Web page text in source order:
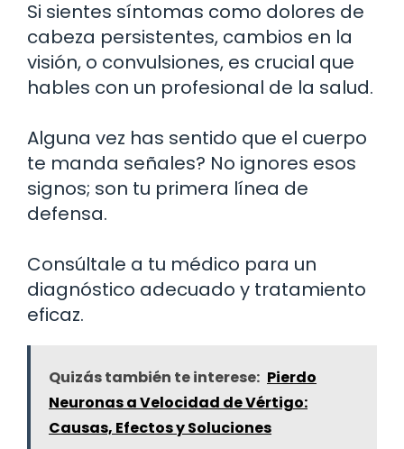
Si sientes síntomas como dolores de
cabeza persistentes, cambios en la
visión, o convulsiones, es crucial que
hables con un profesional de la salud.
Alguna vez has sentido que el cuerpo
te manda señales? No ignores esos
signos; son tu primera línea de
defensa.
Consúltale a tu médico para un
diagnóstico adecuado y tratamiento
eficaz.
Quizás también te interese: Pierdo
Neuronas a Velocidad de Vértigo:
Causas, Efectos y Soluciones